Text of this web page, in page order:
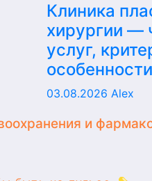
Клиника
хирургии —
услуг,
особенности
03.08.2026 Alex
и